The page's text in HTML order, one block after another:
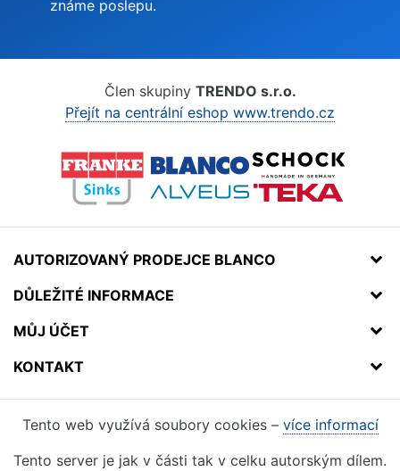
známe poslepu.
Člen skupiny TRENDO s.r.o.
Přejít na centrální eshop www.trendo.cz
AUTORIZOVANÝ PRODEJCE BLANCO
DŮLEŽITÉ INFORMACE
MŮJ ÚČET
KONTAKT
Tento web využívá soubory cookies – více informací
Tento server je jak v části tak v celku autorským dílem.